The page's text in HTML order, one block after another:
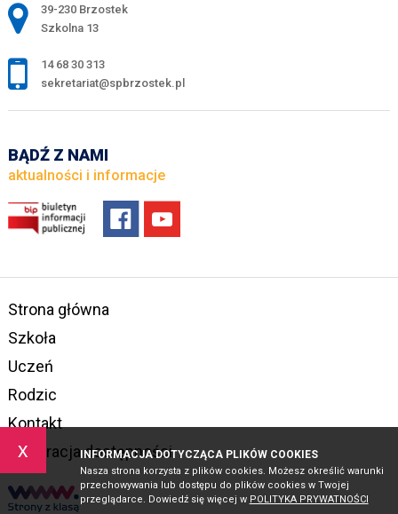
x INFORMACJA DOTYCZĄCA PLIKÓW COOKIES
Nasza strona korzysta z plików cookies. Możesz określić warunki
przechowywania lub dostępu do plików cookies w Twojej
przeglądarce. Dowiedź się więcej w POLITYKA PRYWATNOŚCI
Adres pocztowy:
39-230 Brzostek
Szkolna 13
14 68 30 313
sekretariat@spbrzostek.pl
BĄDŹ Z NAMI
aktualności i informacje
Strona główna
Szkoła
Uczeń
Rodzic
Kontakt
Deklaracja dostępności